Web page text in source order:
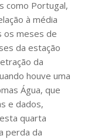
como Portugal,
à média
os meses de
da estação
da
houve uma
Água, que
e dados,
quarta
perda da